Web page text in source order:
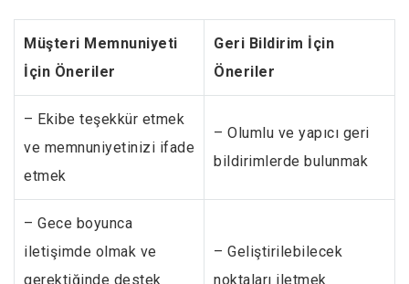
Müşteri Memnuniyeti
İçin Öneriler
Geri Bildirim İçin
Öneriler
– Ekibe teşekkür etmek
ve memnuniyetinizi ifade
etmek
– Olumlu ve yapıcı geri
bildirimlerde bulunmak
– Gece boyunca
iletişimde olmak ve
gerektiğinde destek
– Geliştirilebilecek
noktaları iletmek